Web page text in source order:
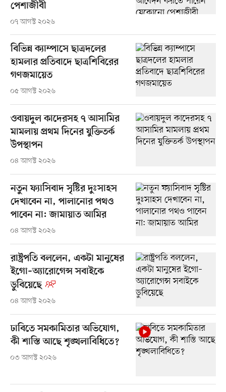
পেশাজীবী
০৭ আগস্ট ২০২৬
বিভিন্ন ক্যাম্পাসে ছাত্রদলের
হামলার প্রতিবাদে ছাত্রশিবিরের
গণজমায়েত
০৫ আগস্ট ২০২৬
ওবায়দুল কাদেরসহ ৭ আসামির
মামলায় প্রথম দিনের যুক্তিতর্ক
উপস্থাপন
০৪ আগস্ট ২০২৬
নতুন ফ্যাসিবাদ সৃষ্টির দুঃসাহস
দেখাবেন না, পালানোর পথও
পাবেন না: জামায়াত আমির
০৪ আগস্ট ২০২৬
রাষ্ট্রপতি বললেন, একটা মানুষের
ইগো–অ্যারোগেন্স সবাইকে
ডুবিয়েছে
০৪ আগস্ট ২০২৬
ঢাবিতে সমকামিতার অভিযোগ,
কী শাস্তি আছে শৃঙ্খলাবিধিতে?
০৩ আগস্ট ২০২৬